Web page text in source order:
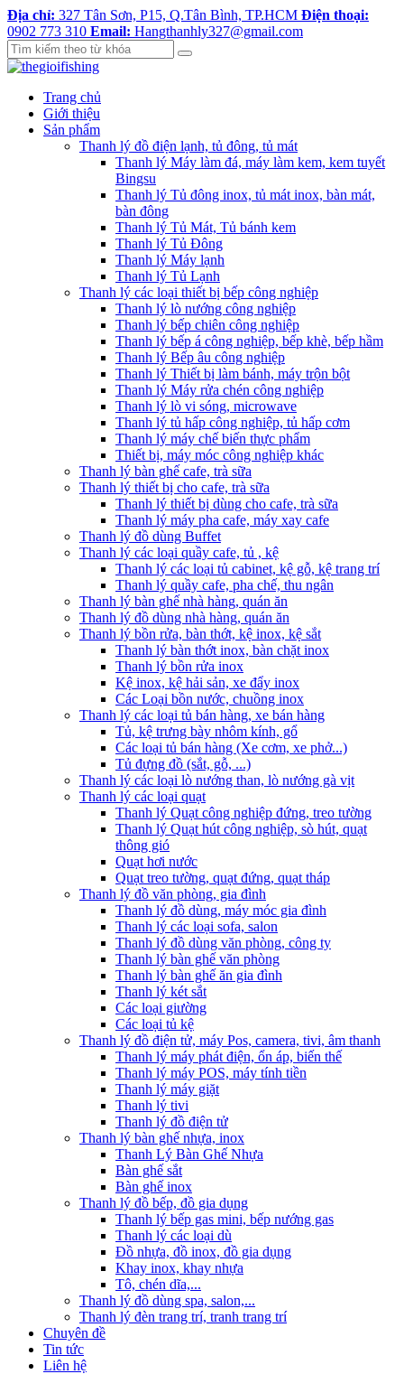
Địa chỉ: 327 Tân Sơn, P15, Q.Tân Bình, TP.HCM Điện thoại:
0902 773 310 Email: Hangthanhly327@gmail.com
Trang chủ
Giới thiệu
Sản phẩm
Thanh lý đồ điện lạnh, tủ đông, tủ mát
Thanh lý Máy làm đá, máy làm kem, kem tuyết
Bingsu
Thanh lý Tủ đông inox, tủ mát inox, bàn mát,
bàn đông
Thanh lý Tủ Mát, Tủ bánh kem
Thanh lý Tủ Đông
Thanh lý Máy lạnh
Thanh lý Tủ Lạnh
Thanh lý các loại thiết bị bếp công nghiệp
Thanh lý lò nướng công nghiệp
Thanh lý bếp chiên công nghiệp
Thanh lý bếp á công nghiệp, bếp khè, bếp hầm
Thanh lý Bếp âu công nghiệp
Thanh lý Thiết bị làm bánh, máy trộn bột
Thanh lý Máy rửa chén công nghiệp
Thanh lý lò vi sóng, microwave
Thanh lý tủ hấp công nghiệp, tủ hấp cơm
Thanh lý máy chế biến thực phẩm
Thiết bị, máy móc công nghiệp khác
Thanh lý bàn ghế cafe, trà sữa
Thanh lý thiết bị cho cafe, trà sữa
Thanh lý thiết bị dùng cho cafe, trà sữa
Thanh lý máy pha cafe, máy xay cafe
Thanh lý đồ dùng Buffet
Thanh lý các loại quầy cafe, tủ , kệ
Thanh lý các loại tủ cabinet, kệ gỗ, kệ trang trí
Thanh lý quầy cafe, pha chế, thu ngân
Thanh lý bàn ghế nhà hàng, quán ăn
Thanh lý đồ dùng nhà hàng, quán ăn
Thanh lý bồn rửa, bàn thớt, kệ inox, kệ sắt
Thanh lý bàn thớt inox, bàn chặt inox
Thanh lý bồn rửa inox
Kệ inox, kệ hải sản, xe đẩy inox
Các Loại bồn nước, chuồng inox
Thanh lý các loại tủ bán hàng, xe bán hàng
Tủ, kệ trưng bày nhôm kính, gổ
Các loại tủ bán hàng (Xe cơm, xe phở...)
Tủ đựng đồ (sắt, gỗ, ...)
Thanh lý các loại lò nướng than, lò nướng gà vịt
Thanh lý các loại quạt
Thanh lý Quạt công nghiệp đứng, treo tường
Thanh lý Quạt hút công nghiệp, sò hút, quạt
thông gió
Quạt hơi nước
Quạt treo tường, quạt đứng, quạt tháp
Thanh lý đồ văn phòng, gia đình
Thanh lý đồ dùng, máy móc gia đình
Thanh lý các loại sofa, salon
Thanh lý đồ dùng văn phòng, công ty
Thanh lý bàn ghế văn phòng
Thanh lý bàn ghế ăn gia đình
Thanh lý két sắt
Các loại giường
Các loại tủ kệ
Thanh lý đồ điện tử, máy Pos, camera, tivi, âm thanh
Thanh lý máy phát điện, ổn áp, biến thế
Thanh lý máy POS, máy tính tiền
Thanh lý máy giặt
Thanh lý tivi
Thanh lý đồ điện tử
Thanh lý bàn ghế nhựa, inox
Thanh Lý Bàn Ghế Nhựa
Bàn ghế sắt
Bàn ghế inox
Thanh lý đồ bếp, đồ gia dụng
Thanh lý bếp gas mini, bếp nướng gas
Thanh lý các loại dù
Đồ nhựa, đồ inox, đồ gia dụng
Khay inox, khay nhựa
Tô, chén dĩa,...
Thanh lý đồ dùng spa, salon,...
Thanh lý đèn trang trí, tranh trang trí
Chuyên đề
Tin tức
Liên hệ